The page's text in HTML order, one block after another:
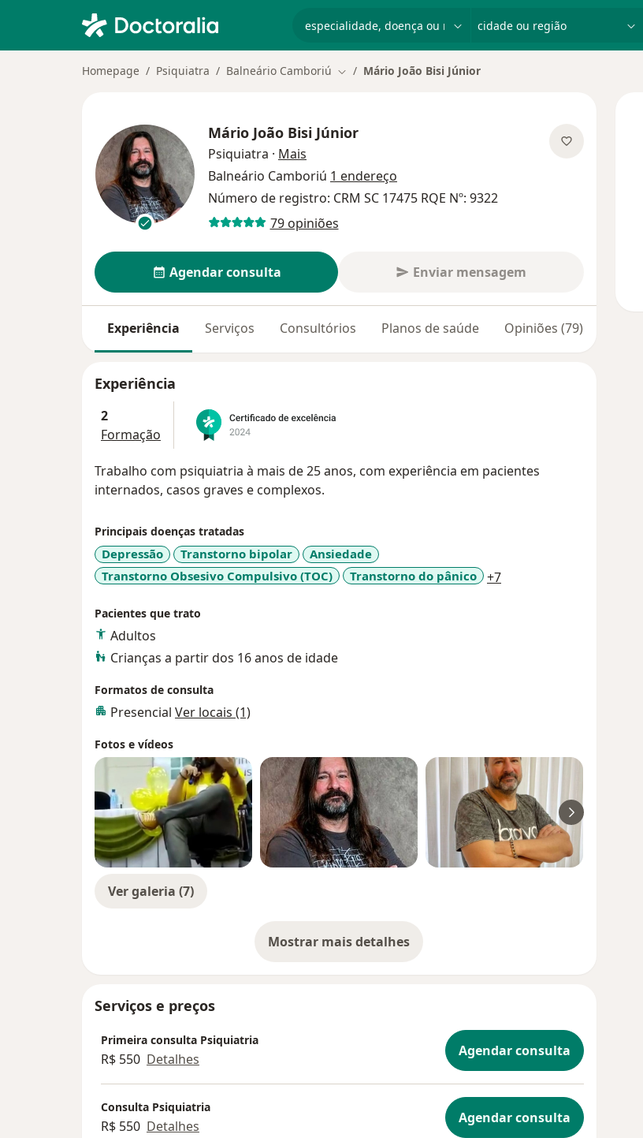
Homepage Psiquiatra Balneário Camboriú Mudar de cidade
Mário João Bisi Júnior
Mário João Bisi Júnior
Psiquiatra · Mais
Balneário Camboriú 1 endereço
Número de registro: CRM SC 17475 RQE Nº: 9322
79 opiniões
Agendar consulta Enviar mensagem
Experiência Serviços Consultórios Planos de saúde Opiniões (79)
Experiência
2
Formação
Trabalho com psiquiatria à mais de 25 anos, com experiência em pacientes
internados, casos graves e complexos.
Principais doenças tratadas
Depressão Transtorno bipolar
Ansiedade
Transtorno Obsesivo Compulsivo (TOC)
Transtorno do pânico +7a11y_sr_more_diseases
Pacientes que trato
Adultos
Crianças a partir dos 16 anos de idade
Formatos de consulta
Presencial Ver locais (1)
Fotos e vídeos
Ver galeria (7)
Mostrar mais detalhes
sobre a experiência
Serviços e preços
Primeira consulta Psiquiatria
R$ 550 Detalhes Agendar consulta
Consulta Psiquiatria
R$ 550 Detalhes Agendar consulta